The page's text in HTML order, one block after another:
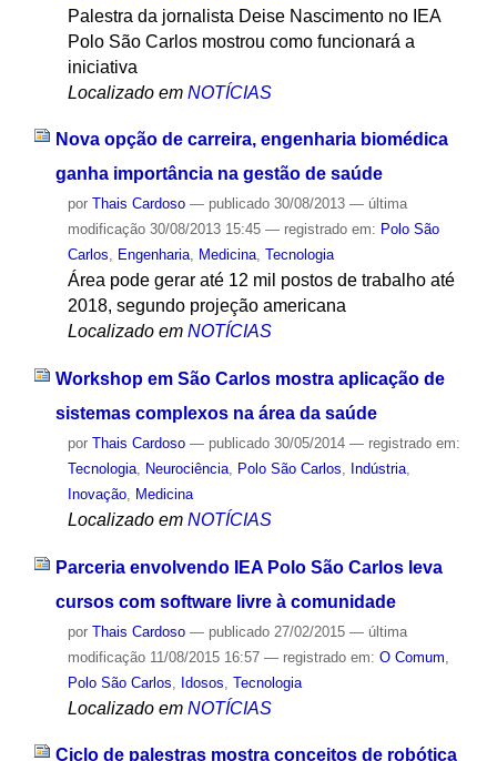
Palestra da jornalista Deise Nascimento no IEA
Polo São Carlos mostrou como funcionará a
iniciativa
Localizado em NOTÍCIAS
Nova opção de carreira, engenharia biomédica
ganha importância na gestão de saúde
por Thais Cardoso — publicado30/08/2013 — última
modificação30/08/2013 15:45 — registrado em: Polo São
Carlos, Engenharia, Medicina, Tecnologia
Área pode gerar até 12 mil postos de trabalho até
2018, segundo projeção americana
Localizado em NOTÍCIAS
Workshop em São Carlos mostra aplicação de
sistemas complexos na área da saúde
por Thais Cardoso — publicado30/05/2014 — registrado em:
Tecnologia, Neurociência, Polo São Carlos, Indústria,
Inovação, Medicina
Localizado em NOTÍCIAS
Parceria envolvendo IEA Polo São Carlos leva
cursos com software livre à comunidade
por Thais Cardoso — publicado27/02/2015 — última
modificação11/08/2015 16:57 — registrado em: O Comum
Polo São Carlos
Idosos Tecnologia
Localizado em NOTÍCIAS
Ciclo de palestras mostra conceitos de robótica